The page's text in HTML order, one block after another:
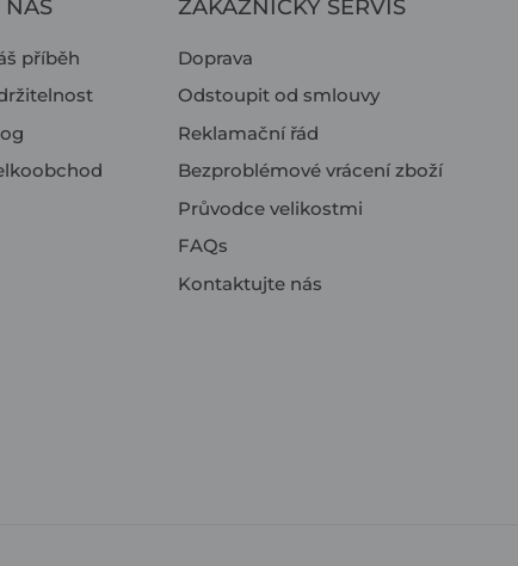
NÁS
příběh
ZÁKAZNICKÝ SERVIS
Doprava
Odstoupit od smlouvy
Reklamační řád
Bezproblémové vrácení zboží
Průvodce velikostmi
FAQs
Kontaktujte nás